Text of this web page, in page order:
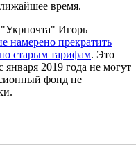
время.
Игорь
намерено прекратить
старым тарифам. Это
января 2019 года не могут
фонд не